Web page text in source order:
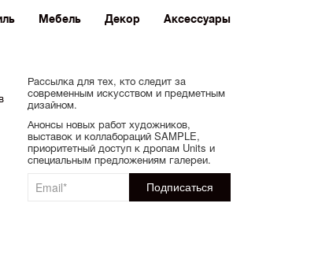
Мебель Декор Аксессуары
Рассылка для тех, кто следит за
современным искусством и предметным
дизайном.
Анонсы новых работ художников,
выставок и коллабораций SAMPLE,
приоритетный доступ к дропам Units и
специальным предложениям галереи.